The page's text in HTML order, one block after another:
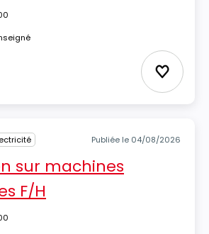
Ajouter
Publiée le 04/08/2026
sur machines
F/H